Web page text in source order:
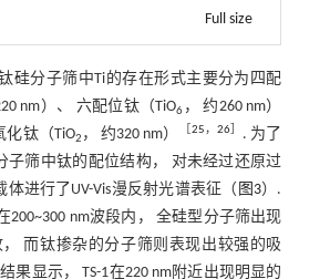
Full size
硅分子筛中Ti的存在形式主要分为四配
nm）、 六配位钛（TiO6 ， 约260 nm）
化钛（TiO2 ， 约320 nm） 25， 26］ . 为了
子筛中钛的配位结构， 对未经过还原过
进行了UV-Vis漫反射光谱表征（ 图3）.
200~300 nm波段内， 全硅型分子筛出现
， 而钛掺杂的分子筛则表现出较强的吸
果显示， TS-1在220 nm附近出现明显的